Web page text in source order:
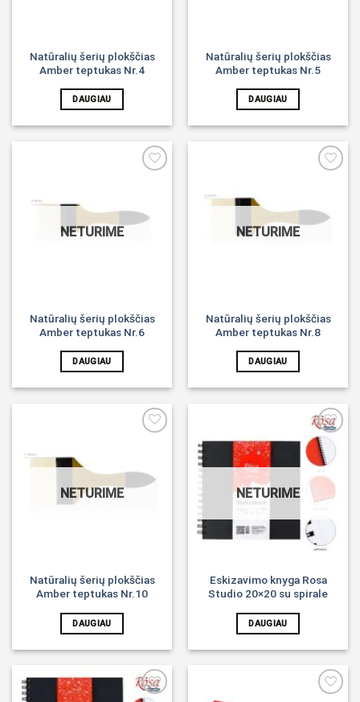
Natūralių šerių plokščias
Amber teptukas Nr.4
DAUGIAU
Natūralių šerių plokščias
Amber teptukas Nr.5
DAUGIAU
Noriu!
NETURIME
Natūralių šerių plokščias
Amber teptukas Nr.6
DAUGIAU
Noriu!
NETURIME
Natūralių šerių plokščias
Amber teptukas Nr.8
DAUGIAU
Noriu!
NETURIME
Natūralių šerių plokščias
Amber teptukas Nr.10
DAUGIAU
NETURIME
Eskizavimo knyga Rosa
Studio 20×20 su spirale
DAUGIAU